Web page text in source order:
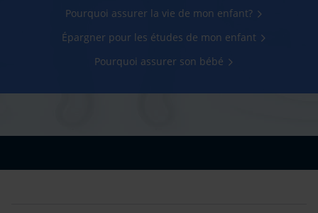
Pourquoi assurer la vie de mon enfant?
Épargner pour les études de mon enfant
Pourquoi assurer son bébé